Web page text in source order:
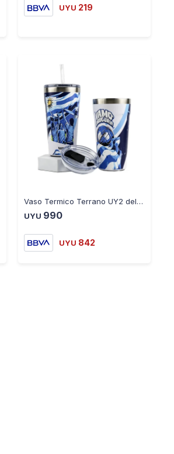
UYU 219
Vaso Termico Terrano UY2 del Hincha Uruguay Acero Inoxidable 500ML
UYU 990
UYU 842